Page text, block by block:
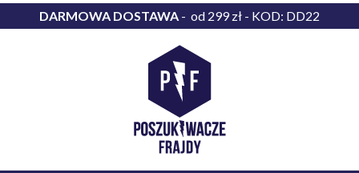
DARMOWA DOSTAWA - od 299 zł - KOD: DD22